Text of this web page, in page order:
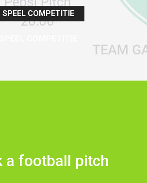
SPEEL COMPETITIE
a football pitch